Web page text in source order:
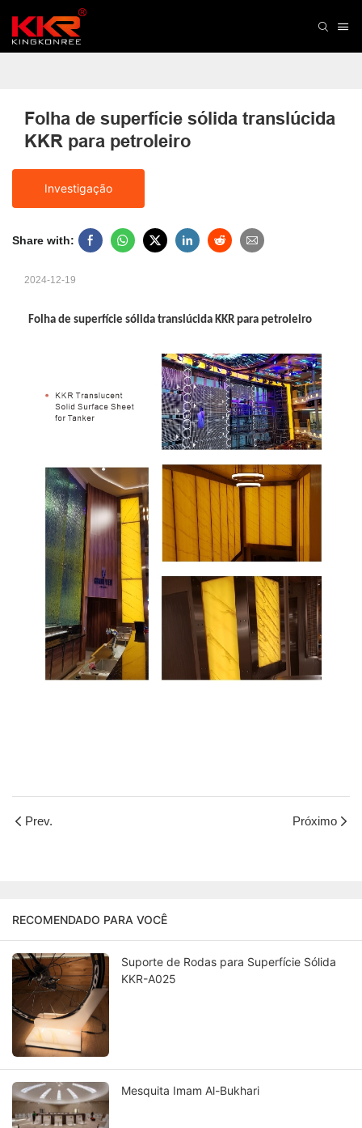
Folha de superfície sólida translúcida
KKR para petroleiro
Investigação
Share with:
2024-12-19
Folha de superfície sólida translúcida KKR para petroleiro
Prev. Próximo
RECOMENDADO PARA VOCÊ
Suporte de Rodas para Superfície Sólida
KKR-A025
Mesquita Imam Al-Bukhari